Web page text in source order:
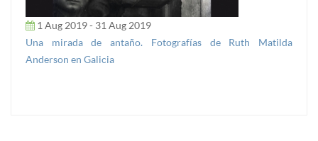
1 Aug 2019 - 31 Aug 2019
Una mirada de antaño. Fotografías de Ruth Matilda
Anderson en Galicia